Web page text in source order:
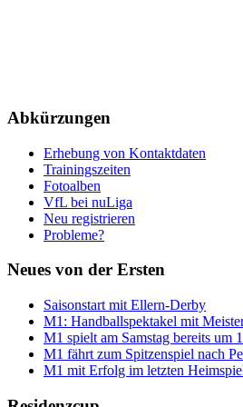
Abkürzungen
Erhebung von Kontaktdaten
Trainingszeiten
Fotoalben
VfL bei nuLiga
Neu registrieren
Probleme?
Neues von der Ersten
Saisonstart mit Ellern-Derby
M1: Handballspektakel mit
M1 spielt am Samstag bereits um
M1 fährt zum Spitzenspiel nach
M1 mit Erfolg im letzten